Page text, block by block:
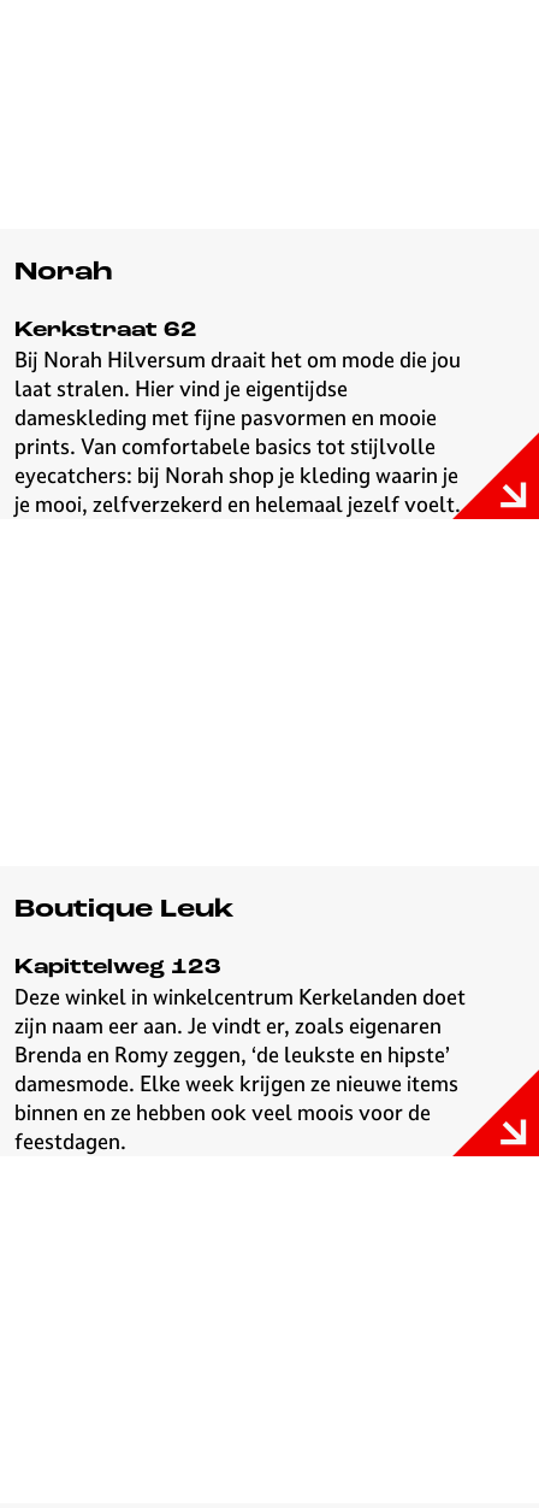
Norah
Kerkstraat 62
Bij Norah Hilversum draait het om mode die jou
laat stralen. Hier vind je eigentijdse
dameskleding met fijne pasvormen en mooie
prints. Van comfortabele basics tot stijlvolle
eyecatchers: bij Norah shop je kleding waarin je
je mooi, zelfverzekerd en helemaal jezelf voelt.
Boutique Leuk
Kapittelweg 123
Deze winkel in winkelcentrum Kerkelanden doet
zijn naam eer aan. Je vindt er, zoals eigenaren
Brenda en Romy zeggen, ‘de leukste en hipste’
damesmode. Elke week krijgen ze nieuwe items
binnen en ze hebben ook veel moois voor de
feestdagen.